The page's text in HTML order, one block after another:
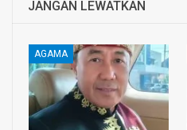
JANGAN LEWATKAN
AGAMA